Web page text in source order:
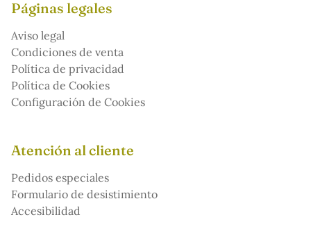
Páginas legales
Aviso legal
Condiciones de venta
Política de privacidad
Política de Cookies
Configuración de Cookies
Atención al cliente
Pedidos especiales
Formulario de desistimiento
Accesibilidad